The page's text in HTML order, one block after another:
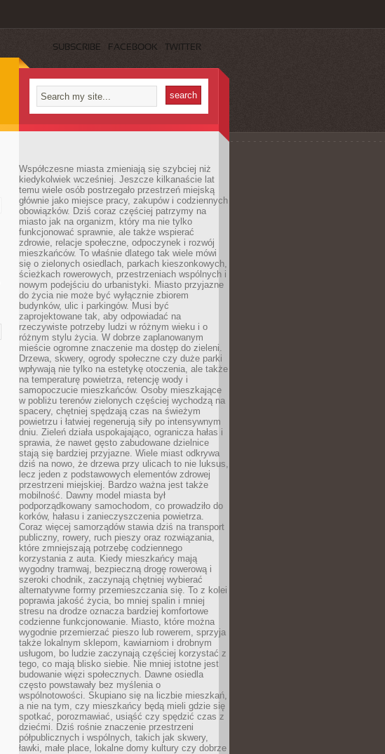
SUBSCRIBE FACEBOOK TWITTER
Współczesne miasta zmieniają się szybciej niż
kiedykolwiek wcześniej. Jeszcze kilkanaście lat
temu wiele osób postrzegało przestrzeń miejską
głównie jako miejsce pracy, zakupów i codziennych
obowiązków. Dziś coraz częściej patrzymy na
miasto jak na organizm, który ma nie tylko
funkcjonować sprawnie, ale także wspierać
zdrowie, relacje społeczne, odpoczynek i rozwój
mieszkańców. To właśnie dlatego tak wiele mówi
się o zielonych osiedlach, parkach kieszonkowych,
ścieżkach rowerowych, przestrzeniach wspólnych i
nowym podejściu do urbanistyki. Miasto przyjazne
do życia nie może być wyłącznie zbiorem
budynków, ulic i parkingów. Musi być
zaprojektowane tak, aby odpowiadać na
rzeczywiste potrzeby ludzi w różnym wieku i o
różnym stylu życia. W dobrze zaplanowanym
mieście ogromne znaczenie ma dostęp do zieleni.
Drzewa, skwery, ogrody społeczne czy duże parki
wpływają nie tylko na estetykę otoczenia, ale także
na temperaturę powietrza, retencję wody i
samopoczucie mieszkańców. Osoby mieszkające
w pobliżu terenów zielonych częściej wychodzą na
spacery, chętniej spędzają czas na świeżym
powietrzu i łatwiej regenerują siły po intensywnym
dniu. Zieleń działa uspokajająco, ogranicza hałas i
sprawia, że nawet gęsto zabudowane dzielnice
stają się bardziej przyjazne. Wiele miast odkrywa
dziś na nowo, że drzewa przy ulicach to nie luksus,
lecz jeden z podstawowych elementów zdrowej
przestrzeni miejskiej. Bardzo ważna jest także
mobilność. Dawny model miasta był
podporządkowany samochodom, co prowadziło do
korków, hałasu i zanieczyszczenia powietrza.
Coraz więcej samorządów stawia dziś na transport
publiczny, rowery, ruch pieszy oraz rozwiązania,
które zmniejszają potrzebę codziennego
korzystania z auta. Kiedy mieszkańcy mają
wygodny tramwaj, bezpieczną drogę rowerową i
szeroki chodnik, zaczynają chętniej wybierać
alternatywne formy przemieszczania się. To z kolei
poprawia jakość życia, bo mniej spalin i mniej
stresu na drodze oznacza bardziej komfortowe
codzienne funkcjonowanie. Miasto, które można
wygodnie przemierzać pieszo lub rowerem, sprzyja
także lokalnym sklepom, kawiarniom i drobnym
usługom, bo ludzie zaczynają częściej korzystać z
tego, co mają blisko siebie. Nie mniej istotne jest
budowanie więzi społecznych. Dawne osiedla
często powstawały bez myślenia o
wspólnotowości. Skupiano się na liczbie mieszkań,
a nie na tym, czy mieszkańcy będą mieli gdzie się
spotkać, porozmawiać, usiąść czy spędzić czas z
dziećmi. Dziś rośnie znaczenie przestrzeni
półpublicznych i wspólnych, takich jak skwery,
ławki, małe place, lokalne domy kultury czy dobrze